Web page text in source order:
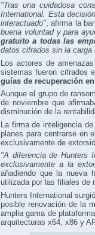
"Tras una cuidadosa
International. Esta
interactuado", afirma la
buena voluntad y para
gratuito a todas las
datos cifrados sin la carga
Los actores de
sistemas fueron cifrados
guías de recuperación
Aunque el grupo de
de noviembre que
disminución de la
La firma de inteligencia
planes para centrarse en
exclusivamente de
"A diferencia de Hunters
exclusivamente a la
añadiendo que la nueva
utilizada por las filiales de
Hunters International
posible renovación de la
amplia gama de
arquitecturas x64, x86 y